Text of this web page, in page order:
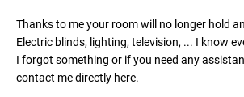
Thanks to me your room will no longer hold
Electric blinds, lighting, television, ... I know
I forgot something or if you need any
contact me directly here.